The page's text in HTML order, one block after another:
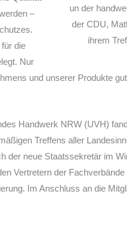
un der
der CDU,
ihrem
–
die
Nur
und unserer Produkte
Handwerk NRW (UVH)
Treffens aller
der neue Staatssekretär im
Vertretern der
Im Anschluss an die